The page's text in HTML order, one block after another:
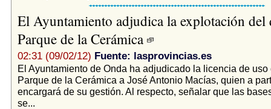
El Ayuntamiento adjudica la explotación del
Parque de la Cerámica
02:31 (09/02/12) Fuente: lasprovincias.es
El Ayuntamiento de Onda ha adjudicado la licencia de
Parque de la Cerámica a José Antonio Macías, quien a
encargará de su gestión. Al respecto, señalar que las
se...